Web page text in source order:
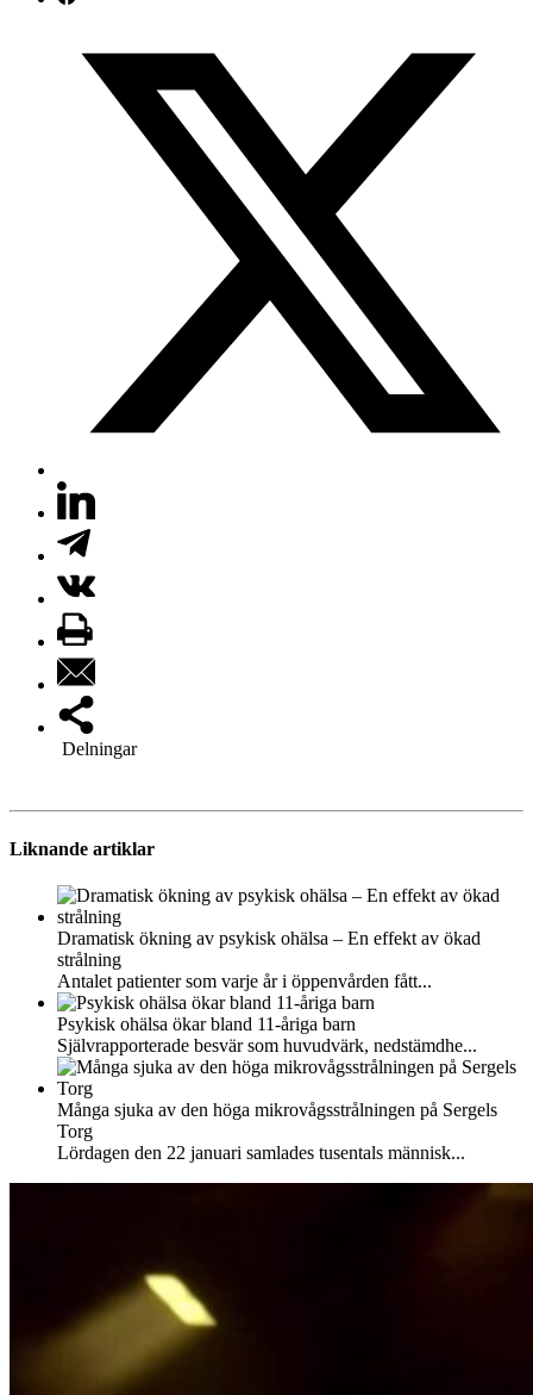
Delningar
Liknande artiklar
Dramatisk ökning av psykisk ohälsa – En effekt av ökad
strålning
Antalet patienter som varje år i öppenvården fått...
Psykisk ohälsa ökar bland 11-åriga barn
Självrapporterade besvär som huvudvärk, nedstämdhe...
Många sjuka av den höga mikrovågsstrålningen på Sergels
Torg
Lördagen den 22 januari samlades tusentals människ...